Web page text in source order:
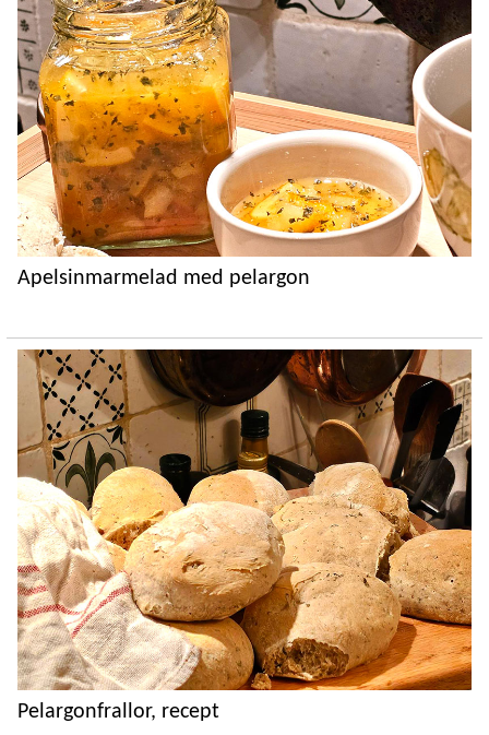
Apelsinmarmelad med pelargon
Pelargonfrallor, recept